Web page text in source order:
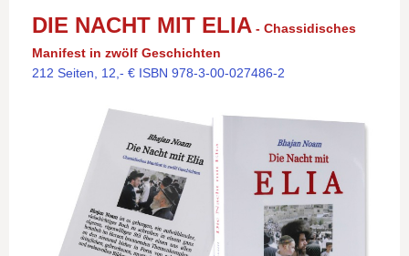
DIE NACHT MIT ELIA - Chassidisches
Manifest in zwölf Geschichten
212 Seiten, 12,- € ISBN 978-3-00-027486-2